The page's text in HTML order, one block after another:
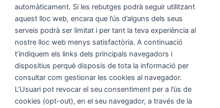
automàticament. Si les rebutges podrà seguir utilitzant
aquest lloc web, encara que l’ús d’alguns dels seus
serveis podrà ser limitat i per tant la teva experiència al
nostre lloc web menys satisfactòria. A continuació
t’indiquem els links dels principals navegadors i
dispositius perquè disposis de tota la informació per
consultar com gestionar les cookies al navegador.
L’Usuari pot revocar el seu consentiment per a l’ús de
cookies (opt-out), en el seu navegador, a través de la